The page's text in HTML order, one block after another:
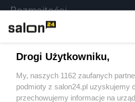
Rozmaitości
Sport
Społeczeństwo
Drogi Użytkowniku,
My, naszych 1162 zaufanych
podmioty z salon24.pl uzyskujemy
przechowujemy informacje na